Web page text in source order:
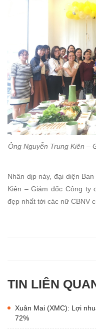
Ông Nguyễn Trung Kiên –
Nhân dịp này, đại diện
Kiên – Giám đốc Công ty
đẹp nhất tới các nữ CBNV
TIN LIÊN
Xuân Mai (XMC): Lợi
72%